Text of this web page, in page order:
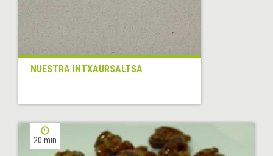
NUESTRA INTXAURSALTSA
20 min